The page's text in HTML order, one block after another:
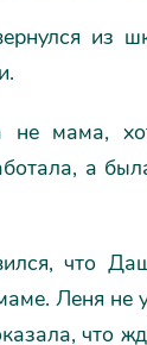
из
не мама,
а
что
Леня не
что